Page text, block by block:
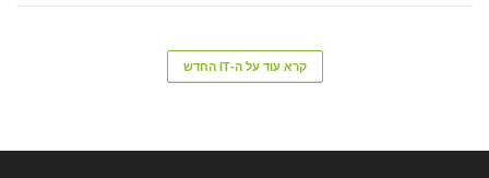
קרא עוד על ה-IT החדש